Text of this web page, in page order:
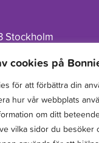
cookies på
för att förbättra din
hur vår webbplats
om ditt
vilka sidor du besöker
Stockholm
Om Bonnierförlagen
Cookies